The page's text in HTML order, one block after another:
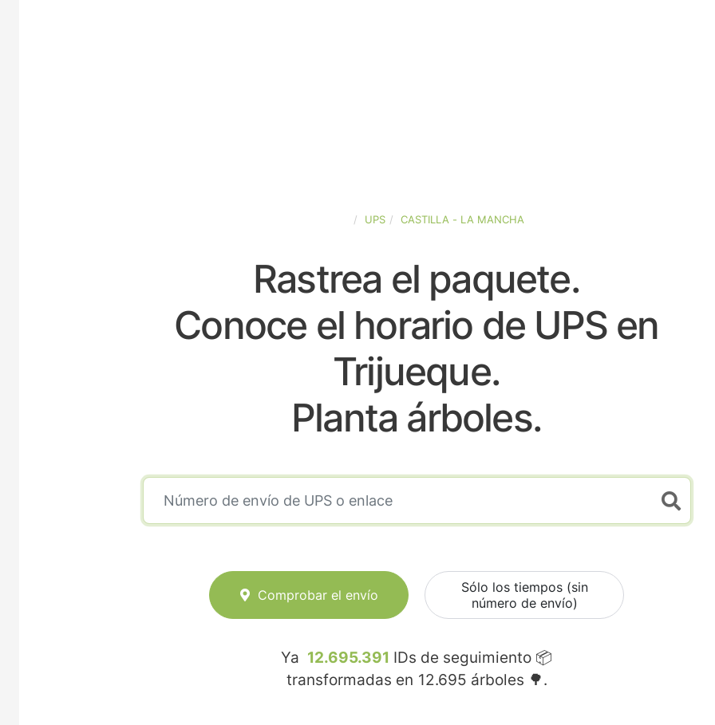
UPS CASTILLA - LA MANCHA
Rastrea el paquete.
Conoce el horario de UPS en
Trijueque.
Planta árboles.
Comprobar el envío
Sólo los tiempos (sin
número de envío)
Ya 12.695.391 IDs de seguimiento 📦
transformadas en 12.695 árboles 🌳.